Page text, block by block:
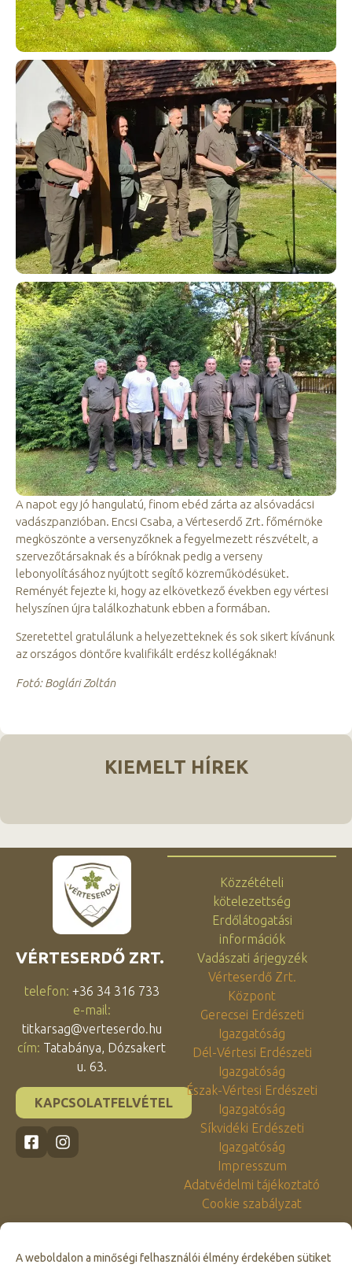
A weboldalon a minőségi felhasználói élmény érdekében sütiket
A napot egy jó hangulatú, finom ebéd zárta az alsóvadácsi
vadászpanzióban. Encsi Csaba, a Vérteserdő Zrt. főmérnöke
megköszönte a versenyzőknek a fegyelmezett részvételt, a
szervezőtársaknak és a bíróknak pedig a verseny
lebonyolításához nyújtott segítő közreműködésüket.
Reményét fejezte ki, hogy az elkövetkező években egy vértesi
helyszínen újra találkozhatunk ebben a formában.
Szeretettel gratulálunk a helyezetteknek és sok sikert kívánunk
az országos döntőre kvalifikált erdész kollégáknak!
Fotó: Boglári Zoltán
KIEMELT HÍREK
VÉRTESERDŐ ZRT.
telefon: +36 34 316 733
e-mail:
titkarsag@verteserdo.hu
cím: Tatabánya, Dózsakert
u. 63.
KAPCSOLATFELVÉTEL
Közzétételi
kötelezettség
Erdőlátogatási
információk
Vadászati árjegyzék
Vérteserdő Zrt.
Központ
Gerecsei Erdészeti
Igazgatóság
Dél-Vértesi Erdészeti
Igazgatóság
Észak-Vértesi Erdészeti
Igazgatóság
Síkvidéki Erdészeti
Igazgatóság
Impresszum
Adatvédelmi tájékoztató
Cookie szabályzat